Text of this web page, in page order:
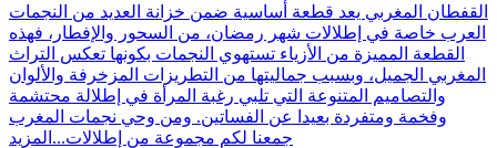
القفطان المغربي يعد قطعة أساسية ضمن خزانة العديد من النجمات
العرب خاصة في إطلالات شهر رمضان، من السحور والإفطار، فهذه
القطعة المميزة من الأزياء تستهوي النجمات بكونها تعكس التراث
المغربي الجميل، وبسبب جماليتها من التطريزات المزخرفة والألوان
والتصاميم المتنوعة التي تلبي رغبة المرأة في إطلالة محتشمة
وفخمة ومتفردة بعيدا عن الفساتين. ومن وحي نجمات المغرب
جمعنا لكم مجموعة من إطلالات... المزيد